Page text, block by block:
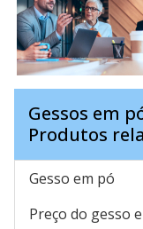
Gessos em
Produtos
Gesso em pó
Preço do gesso